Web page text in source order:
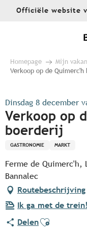
AllerOfficiële website
Homepage Mijn
Verkoop op de Quimerc'h
Dinsdag 8 december
Verkoop op
boerderij
GASTRONOMIE MARKT
Ferme de Quimerc'h,
Bannalec
Routebeschrijving
Ik ga met de trein!
DelenAjouter aux